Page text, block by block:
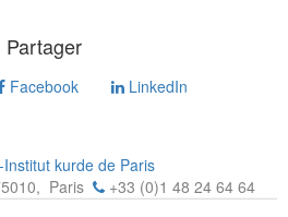
Partager
Facebook LinkedIn
kurde de Paris
, Paris +33 (0)1 48 24 64 64